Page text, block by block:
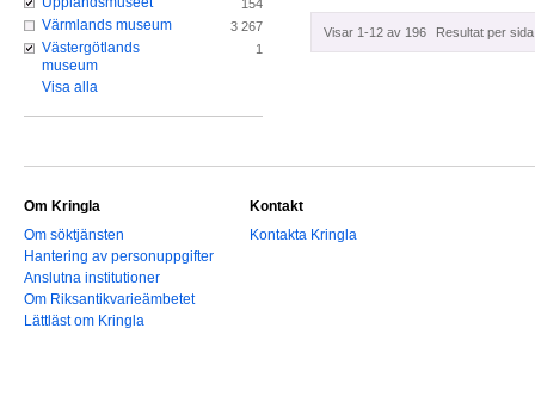
Visar 1-12 av 196 Resultat per
154
Värmlands museum 3 267
Västergötlands
museum
1
Visa alla
Om Kringla
Om söktjänsten
Hantering av personuppgifter
Anslutna institutioner
Om Riksantikvarieämbetet
Lättläst om Kringla
Kontakt
Kontakta Kringla